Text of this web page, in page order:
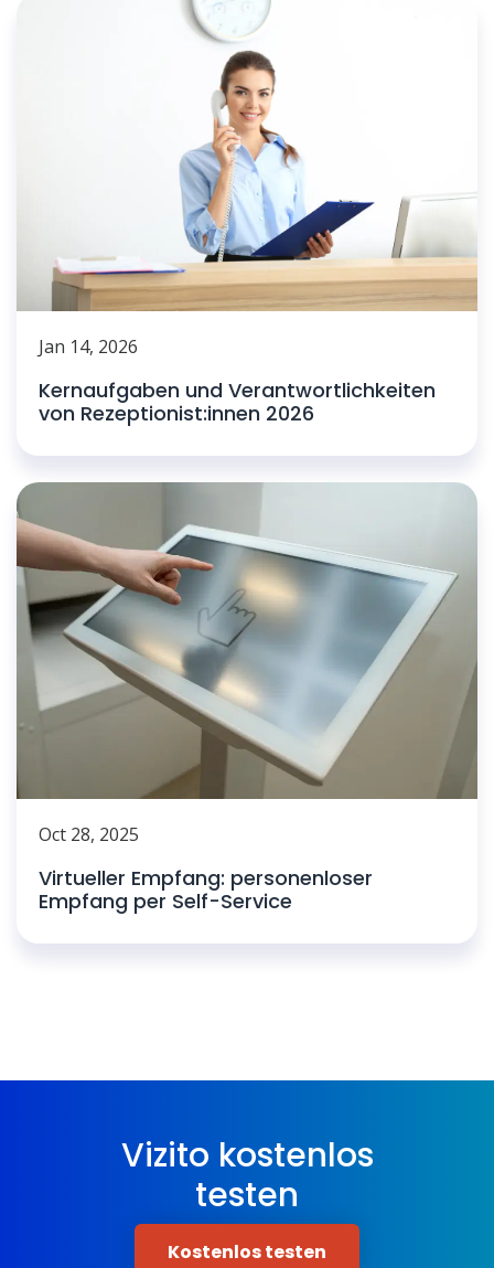
Jan 14, 2026
Kernaufgaben und Verantwortlichkeiten
von Rezeptionist:innen 2026
Oct 28, 2025
Virtueller Empfang: personenloser
Empfang per Self-Service
Vizito kostenlos
testen
Kostenlos testen